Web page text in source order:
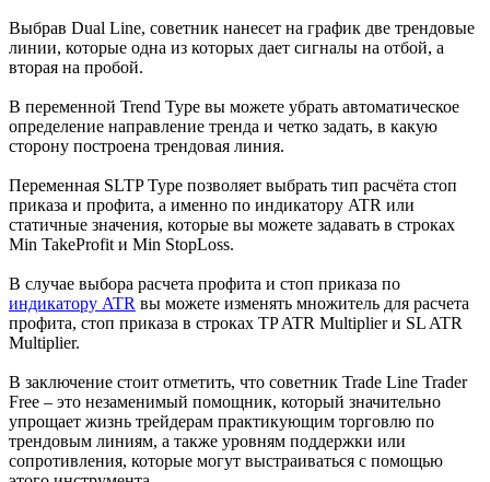
Выбрав Dual Line, советник нанесет на график две трендовые
линии, которые одна из которых дает сигналы на отбой, а
вторая на пробой.
В переменной Trend Type вы можете убрать автоматическое
определение направление тренда и четко задать, в какую
сторону построена трендовая линия.
Переменная SLTP Type позволяет выбрать тип расчёта стоп
приказа и профита, а именно по индикатору ATR или
статичные значения, которые вы можете задавать в строках
Min TakeProfit и Min StopLoss.
В случае выбора расчета профита и стоп приказа по
индикатору ATR вы можете изменять множитель для расчета
профита, стоп приказа в строках TP ATR Multiplier и SL ATR
Multiplier.
В заключение стоит отметить, что советник Trade Line Trader
Free – это незаменимый помощник, который значительно
упрощает жизнь трейдерам практикующим торговлю по
трендовым линиям, а также уровням поддержки или
сопротивления, которые могут выстраиваться с помощью